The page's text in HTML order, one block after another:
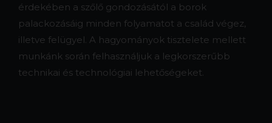
érdekében a szőlő gondozásától a borok
palackozásáig minden folyamatot a család végez,
illetve felügyel. A hagyományok tisztelete mellett
munkánk során felhasználjuk a legkorszerűbb
technikai és technológiai lehetőségeket.